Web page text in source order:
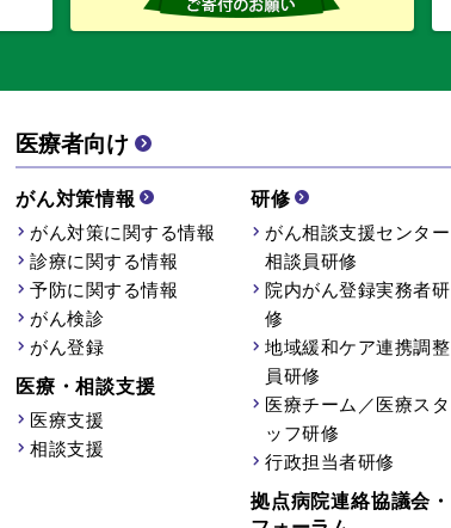
医療者向け
がん対策情報
がん対策に関する情報
診療に関する情報
予防に関する情報
がん検診
がん登録
医療・相談支援
医療支援
相談支援
研修
がん相談支援センター
相談員研修
院内がん登録実務者研
修
地域緩和ケア連携調整
員研修
医療チーム／医療スタ
ッフ研修
行政担当者研修
拠点病院連絡協議会・